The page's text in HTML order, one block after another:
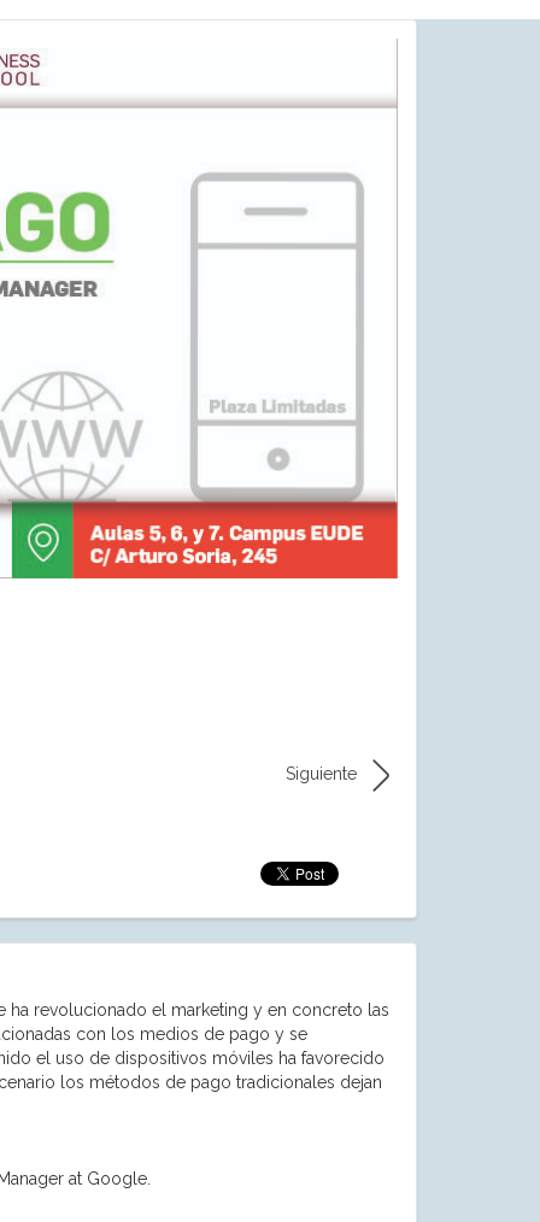
Siguiente
ha revolucionado el marketing y en concreto las
con los medios de pago y se
el uso de dispositivos móviles ha favorecido
los métodos de pago tradicionales dejan
at Google.